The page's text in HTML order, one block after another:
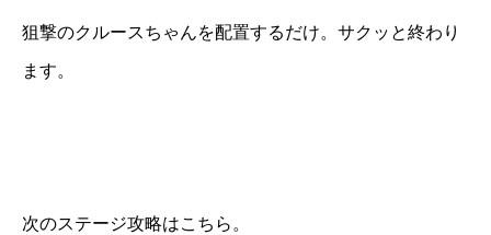
狙撃のクルースちゃんを配置するだけ。サクッと終わり
ます。
次のステージ攻略はこちら。